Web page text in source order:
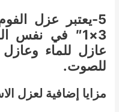
5-يعتبر عزل
3×1″ في نفس
عازل للماء
للصوت.
مزايا إضافية لعزل